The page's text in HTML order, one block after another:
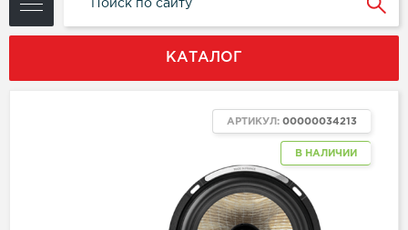
КАТАЛОГ
В НАЛИЧИИ
АРТИКУЛ: 00000034213